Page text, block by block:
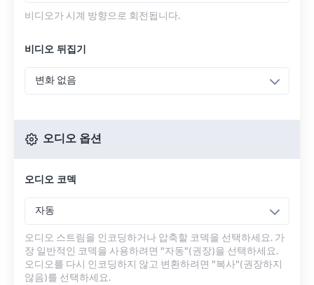
비디오가 시계 방향으로 회전됩니다.
비디오 뒤집기
변화 없음
오디오 옵션
오디오 코덱
자동
오디오 스트림을 인코딩하거나 압축할 코덱을 선택하세요. 가
장 일반적인 코덱을 사용하려면 "자동"(권장)을 선택하세요.
오디오를 다시 인코딩하지 않고 변환하려면 "복사"(권장하지
않음)를 선택하세요.